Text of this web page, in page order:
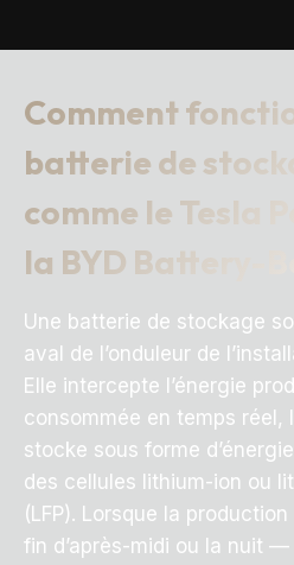
Comment
batterie de
comme le Tesla
la BYD Battery-
Une batterie de stockage
aval de l’onduleur de
Elle intercepte l’énergie
consommée en temps réel,
stocke sous forme
des cellules lithium-ion ou
(LFP). Lorsque la
fin d’après-midi ou la nuit